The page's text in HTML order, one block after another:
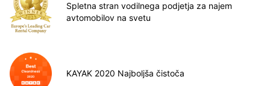
Spletna stran vodilnega podjetja za najem
avtomobilov na svetu
KAYAK 2020 Najboljša čistoča